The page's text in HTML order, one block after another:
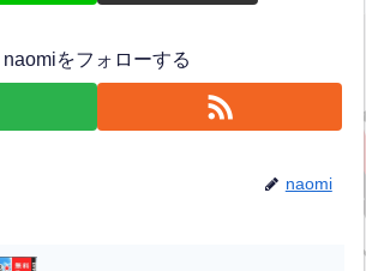
naomiをフォローする
naomi